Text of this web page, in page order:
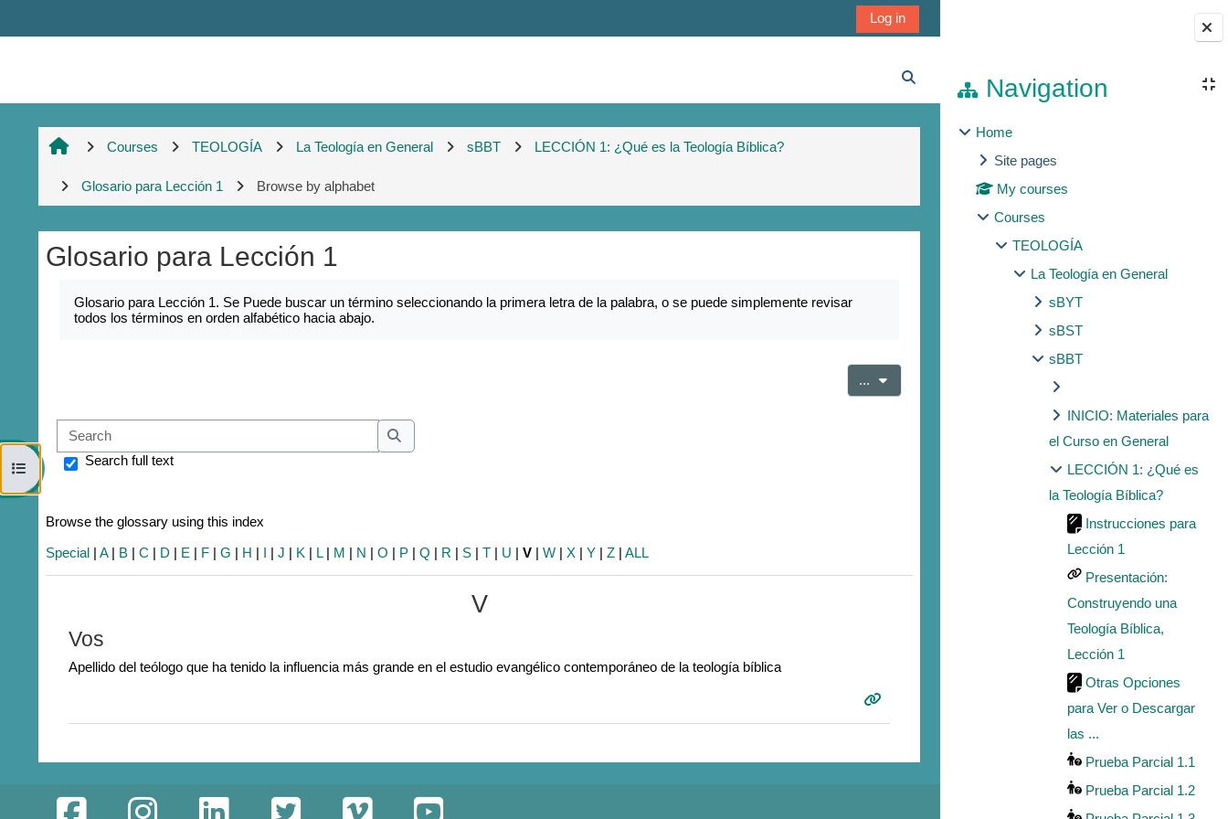
Blocks
Navigation
Home
Site pages
My courses
Courses
TEOLOGÍA
La Teología en General
sBYT
sBST
sBBT
INICIO: Materiales para
el Curso en General
LECCIÓN 1: ¿Qué es
la Teología Bíblica?
Instrucciones para
Lección 1
Presentación:
Construyendo una
Teología Bíblica,
Lección 1
Otras Opciones
para Ver o Descargar
las ...
Prueba Parcial 1.1
Prueba Parcial 1.2
Log in
Toggle search input
Open course index
Courses TEOLOGÍA La Teología en General sBBT LECCIÓN 1: ¿Qué es la Teología Bíblica?
Glosario para Lección 1 Browse by alphabet
Glosario para Lección 1
Glosario para Lección 1. Se Puede buscar un término seleccionando la primera letra de la palabra, o se puede simplemente revisar
todos los términos en orden alfabético hacia abajo.
... Export entries
Search
Search
Search full text
Browse the glossary using this index
Special |A| B |C | D | E | F |G | H | I |J | K | L| M | N |O | P |Q | R | S |T | U |V |W |X |Y |Z |ALL
V
Vos
Apellido del teólogo que ha tenido la influencia más grande en el estudio evangélico contemporáneo de la teología bíblica